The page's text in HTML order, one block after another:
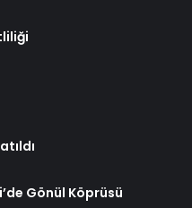
Gönül Köprüsü